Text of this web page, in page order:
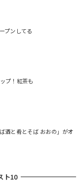
プンしてる
プ！紅茶も
酒と肴とそば おおの」がオ
ト10